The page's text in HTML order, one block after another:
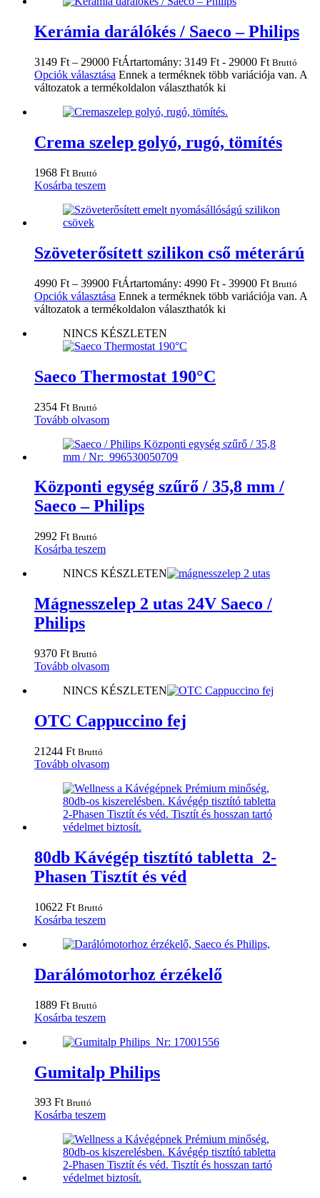
Kerámia darálókés / Saeco – Philips
3149 Ft – 29000 FtÁrtartomány: 3149 Ft - 29000 Ft Bruttó
Opciók választása Ennek a terméknek több variációja van. A
változatok a termékoldalon választhatók ki
Crema szelep golyó, rugó, tömítés
1968 Ft Bruttó
Kosárba teszem
Szöveterősített szilikon cső méterárú
4990 Ft – 39900 FtÁrtartomány: 4990 Ft - 39900 Ft Bruttó
Opciók választása Ennek a terméknek több variációja van. A
változatok a termékoldalon választhatók ki
NINCS KÉSZLETEN
Saeco Thermostat 190°C
2354 Ft Bruttó
Tovább olvasom
Központi egység szűrő / 35,8 mm /
Saeco – Philips
2992 Ft Bruttó
Kosárba teszem
NINCS KÉSZLETEN
Mágnesszelep 2 utas 24V Saeco /
Philips
9370 Ft Bruttó
Tovább olvasom
NINCS KÉSZLETEN
OTC Cappuccino fej
21244 Ft Bruttó
Tovább olvasom
80db Kávégép tisztító tabletta 2-
Phasen Tisztít és véd
10622 Ft Bruttó
Kosárba teszem
Darálómotorhoz érzékelő
1889 Ft Bruttó
Kosárba teszem
Gumitalp Philips
393 Ft Bruttó
Kosárba teszem